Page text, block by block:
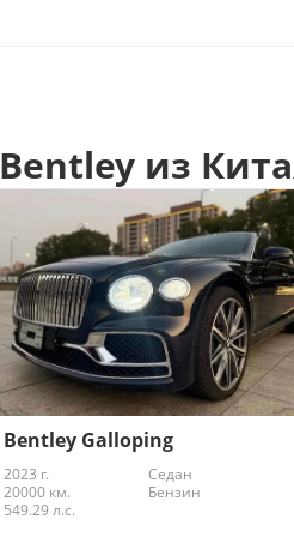
из
Bentley Galloping
2023 г.
Седан
20000 км.
Бензин
549.29 л.с.